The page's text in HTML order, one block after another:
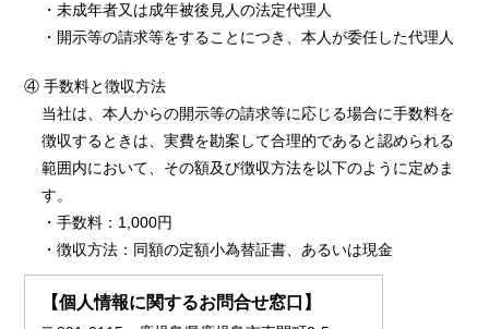
・未成年者又は成年被後見人の法定代理人
・開示等の請求等をすることにつき、本人が委任した代理人
④ 手数料と徴収方法
当社は、本人からの開示等の請求等に応じる場合に手数料を
徴収するときは、実費を勘案して合理的であると認められる
範囲内において、その額及び徴収方法を以下のように定めま
す。
・手数料：1,000円
・徴収方法：同額の定額小為替証書、あるいは現金
【個人情報に関するお問合せ窓口】